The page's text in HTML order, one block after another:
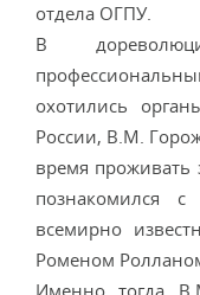
отдела ОГПУ.
В
охотились
России, В.М.
время проживать
познакомился
всемирно
Роменом
Именно тогда